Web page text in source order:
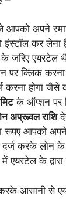
अपने
इंस्टॉल कर लेना
जरिए एयरटेल
क्लिक करना
करना होगा जैसे
के ऑप्शन पर
अप्रूवल राशि
आपको अपने
करके लोन
के द्वारा
करके आसानी